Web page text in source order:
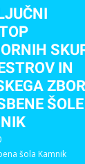
IN
ŠOLE
šola Kamnik